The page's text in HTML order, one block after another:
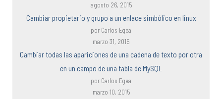
agosto 26, 2015
Cambiar propietario y grupo a un enlace simbólico en linux
por Carlos Egea
marzo 31, 2015
Cambiar todas las apariciones de una cadena de texto por otra
en un campo de una tabla de MySQL
por Carlos Egea
marzo 10, 2015